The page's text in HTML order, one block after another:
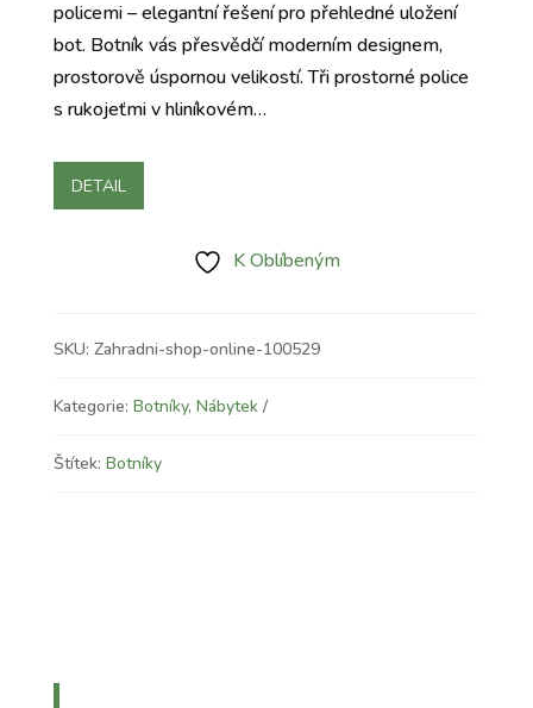
2.070 Kč.1.420 Kč.
policemi – elegantní řešení pro přehledné uložení
bot. Botník vás přesvědčí moderním designem,
prostorově úspornou velikostí. Tři prostorné police
s rukojeťmi v hliníkovém…
DETAIL
K Oblíbeným
SKU: Zahradni-shop-online-100529
Kategorie: Botníky, Nábytek
Štítek: Botníky